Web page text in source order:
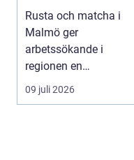
dig som söker jobb
Rusta och matcha i
Malmö ger
arbetssökande i
regionen en
strukturerad och
personlig vä...
09 juli 2026